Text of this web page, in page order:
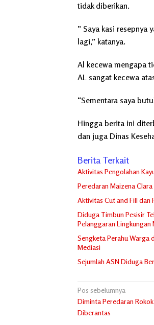
tidak diberikan.
” Saya kasi resepnya
lagi,” katanya.
Al kecewa mengapa
AL sangat kecewa
“Sementara saya
Hingga berita ini
dan juga Dinas
Berita Terkait
Aktivitas Pengolahan
Peredaran Maizena
Aktivitas Cut and Fill dan
Diduga Timbun Pesisir
Pelanggaran Lingkungan
Sengketa Perahu Warga
Mediasi
Sejumlah ASN Diduga
Navigasi
pos
Pos sebelumnya
Diminta Peredaran
Diberantas